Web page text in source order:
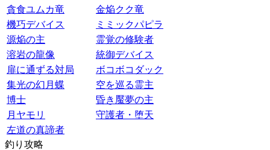
貪食ユムカ竜
金焔クク竜
機巧デバイス
ミミックパピラ
源焔の主
霊覚の修験者
溶岩の龍像
統御デバイス
扉に通ずる対局
ボコボコダック
集光の幻月蝶
空を巡る霊主
博士
昏き魘夢の主
月ヤモリ
守護者・堕天
左道の真諦者
釣り攻略